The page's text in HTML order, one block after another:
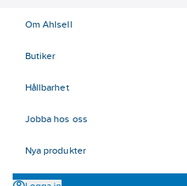
Om Ahlsell
Butiker
Hållbarhet
Jobba hos oss
Nya produkter